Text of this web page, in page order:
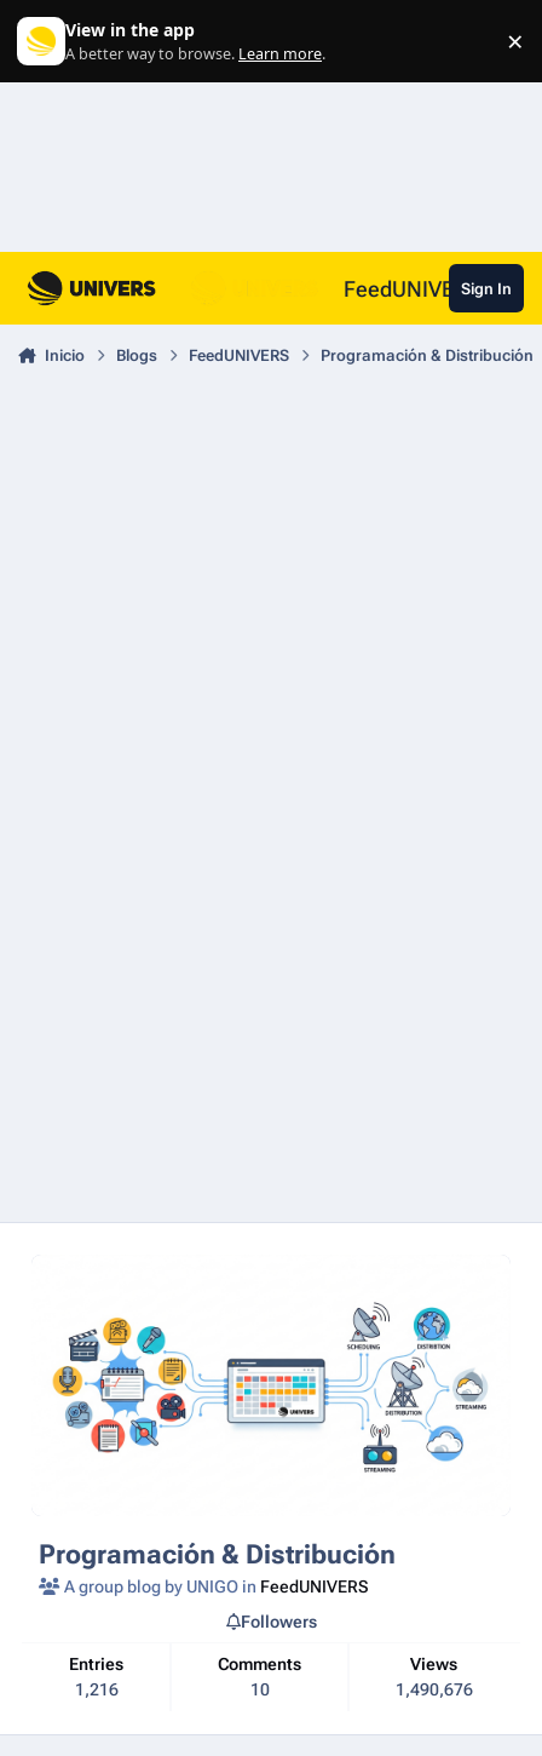
View in the app
A better way to browse. Learn more. ×
FeedUNIVERSSign In
Inicio Blogs FeedUNIVERS Programación & Distribución
Programación & Distribución
A group blog by UNIGO in FeedUNIVERS
Entries
1,216
Comments
10
Views
1,490,676
Followers